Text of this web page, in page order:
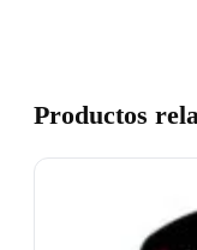
Productos